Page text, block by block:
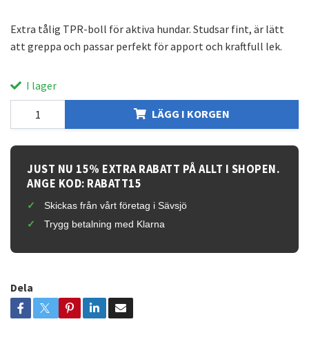
Extra tålig TPR-boll för aktiva hundar. Studsar fint, är lätt
att greppa och passar perfekt för apport och kraftfull lek.
I lager
LÄGG I KORGEN
JUST NU 15% EXTRA RABATT PÅ ALLT I SHOPEN.
ANGE KOD: RABATT15
Skickas från vårt företag i Sävsjö
Trygg betalning med Klarna
Dela